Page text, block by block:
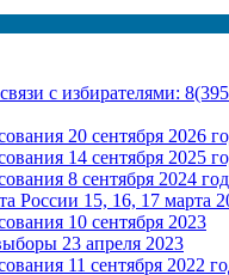
с избирателями:
20 сентября 2026
14 сентября 2025
8 сентября 2024
России 15, 16, 17 марта
10 сентября 2023
23 апреля 2023
11 сентября 2022